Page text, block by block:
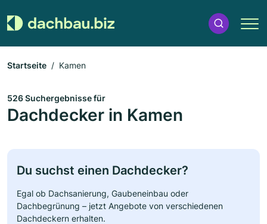
Startseite Kamen
526 Suchergebnisse für
Dachdecker in Kamen
Du suchst einen Dachdecker?
Egal ob Dachsanierung, Gaubeneinbau oder
Dachbegrünung – jetzt Angebote von verschiedenen
Dachdeckern erhalten.